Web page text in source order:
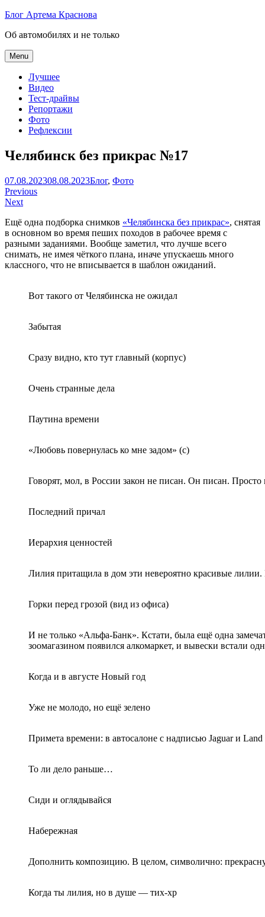
Skip
content
Блог Артема Краснова
Об автомобилях и не только
Menu
Лучшее
Видео
Тест-драйвы
Репортажи
Фото
Рефлексии
Челябинск без прикрас №17
Артем
Краснов
07.08.202308.08.2023Блог, Фото
Навигация
по
записям
Previous
Next
Ещё одна подборка снимков «Челябинска без прикрас», снятая
в основном во время пеших походов в рабочее время с
разными заданиями. Вообще заметил, что лучше всего
снимать, не имея чёткого плана, иначе упускаешь много
классного, что не вписывается в шаблон ожиданий.
Вот такого от Челябинска не ожидал
Забытая
Сразу видно, кто тут главный (корпус)
Очень странные дела
Паутина времени
«Любовь повернулась ко мне задом» (с)
Говорят, мол, в России закон не писан. Он писан.
Последний причал
Иерархия ценностей
Лилия притащила в дом эти невероятно красивые
Горки перед грозой (вид из офиса)
И не только «Альфа-Банк». Кстати, была ещё одна
зоомагазином появился алкомаркет, и вывески встали
Когда и в августе Новый год
Уже не молодо, но ещё зелено
Примета времени: в автосалоне с надписью Jaguar и
То ли дело раньше…
Сиди и оглядывайся
Набережная
Дополнить композицию. В целом, символично:
Когда ты лилия, но в душе — тих-хр